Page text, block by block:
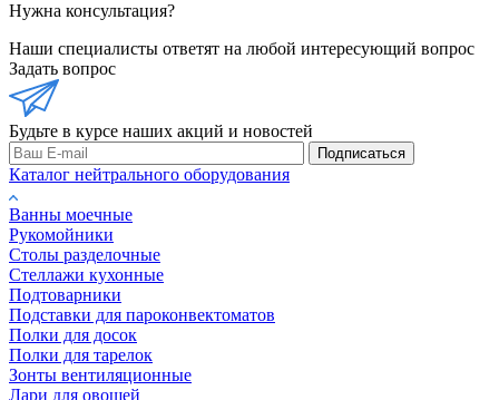
Нужна консультация?
Наши специалисты ответят на любой интересующий вопрос
Задать вопрос
Будьте в курсе наших акций и новостей
Подписаться
Каталог нейтрального оборудования
Ванны моечные
Рукомойники
Столы разделочные
Стеллажи кухонные
Подтоварники
Подставки для пароконвектоматов
Полки для досок
Полки для тарелок
Зонты вентиляционные
Лари для овощей